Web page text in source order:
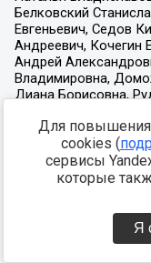
Для повышения
cookies (
сервисы
которые
Я